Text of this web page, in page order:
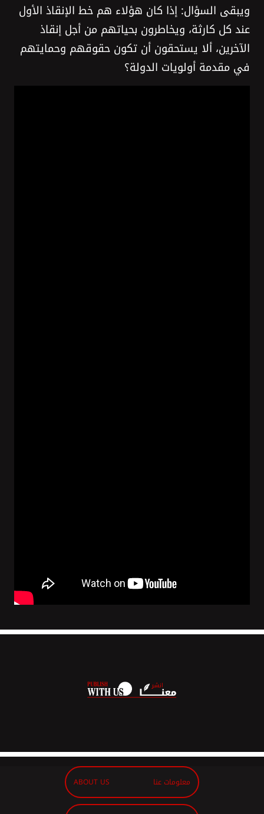
ويبقى السؤال: إذا كان هؤلاء هم خط الإنقاذ الأول
عند كل كارثة، ويخاطرون بحياتهم من أجل إنقاذ
الآخرين، ألا يستحقون أن تكون حقوقهم وحمايتهم
في مقدمة أولويات الدولة؟
ABOUT US معلومات عنا